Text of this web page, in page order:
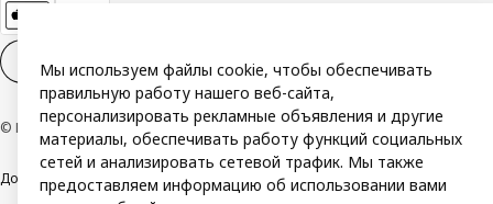
Настройки файлов cookies RU
© Inter IKEA Systems B.V. 1999-2026
ДоступностьОбщие условияПолитика Конфиденциальности
Мы используем файлы cookie, чтобы обеспечивать
правильную работу нашего веб-сайта,
персонализировать рекламные объявления и другие
материалы, обеспечивать работу функций социальных
сетей и анализировать сетевой трафик. Мы также
предоставляем информацию об использовании вами